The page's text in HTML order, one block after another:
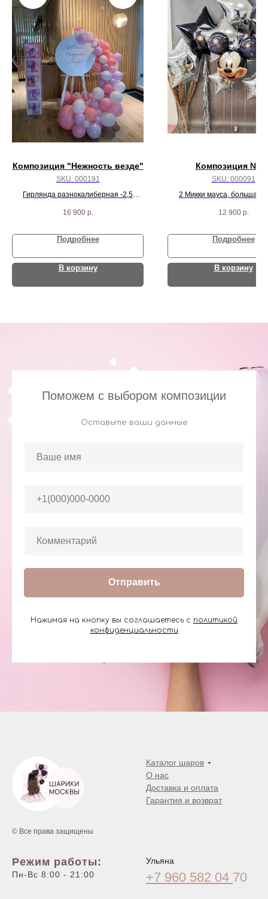
Композиция "Нежность везде"
SKU: 000191
Гирлянда разнокалиберная -2,5
кубики с шарами
16 900 р.
Подробнее
В корзину
Композиция №
SKU: 000091
2 Микки мауса, большая
серебрянных звезд
12 900 р.
Подробнее
В корзину
Поможем с выбором композиции
Оставьте ваши данные
Отправить
Нажимая на кнопку вы соглашаетесь с политикой
конфиденциальности
© Все права защищены
Каталог шаров
О нас
Доставка и оплата
Гарантия и возврат
Режим работы:
Пн-Вс 8:00 - 21:00
Ульяна
+7 960 582 04 70